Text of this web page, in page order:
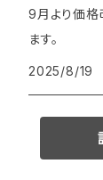
9月より価格
ます。
2025/8/19